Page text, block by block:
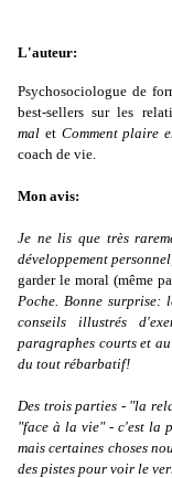
L'auteur:
Psychosociologue de
best-sellers sur les
mal etComment plaire
coach de vie.
Mon avis:
Je ne lis que très
développement
garder le moral (même
Poche. Bonne surprise:
conseils illustrés
paragraphes courts et
du tout rébarbatif!
Des trois parties - "la
"face à la vie" - c'est la
mais certaines choses
des pistes pour voir le